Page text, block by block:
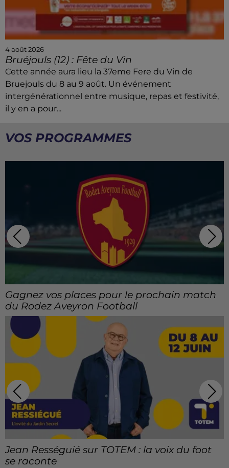
4 août 2026
Espalion (12) : Lo Bourreio d'Olt
A l'occasion du festival du Rouergue Lo Bourreio d'Olt
accueille un groupe de Hongrie Place de la mairie à
St Côme d'Olt
VOS PROGRAMMES
Gagnez vos places pour Drulhe en fête
Les programmes de TOTEM se mettent au
tempo de l'été